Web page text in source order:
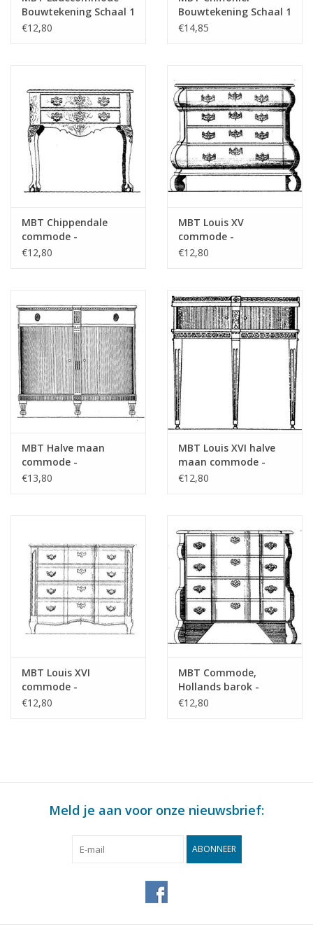
refer to foreword on
Opmerkingen
Bouwtekening Schaal 1
: N/A (45.18.003)
€12,80
Bouwtekening Schaal 1
: N/A (45.18.005)
€14,85
MBT Chippendale
commode -
Bouwtekening Schaal 1
€12,80
MBT Louis XV
commode -
Bouwtekening Schaal 1
€12,80
MBT Halve maan
commode -
Bouwtekening Schaal 1
€13,80
MBT Louis XVI halve
maan commode -
Bouwtekening Schaal 1
€12,80
MBT Louis XVI
commode -
Bouwtekening Schaal 1
€12,80
MBT Commode,
Hollands barok -
Bouwtekening Schaal 1
€12,80
Meld je aan voor onze nieuwsbrief:
ABONNEER